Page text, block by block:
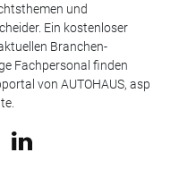
und
Ein kostenloser
Branchen-
Fachpersonal finden
von AUTOHAUS, asp